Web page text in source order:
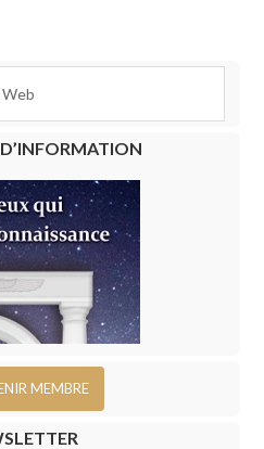
MEMBRE